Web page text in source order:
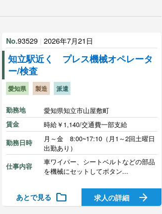
No.93529 2026年7月21日
知立駅近く プレス機械オペレータ
ー/検査
愛知県 製造 派遣
勤務地 愛知県知立市山屋敷町
賃金 時給￥1,140/交通費一部支給
勤務日時
月～金 8:00~17:10（月1～2回土曜日
出勤あり）
仕事内容
車ワイパー、シートベルトなどの部品
を機械にセットしてボタン...
あとで見る folder 求人の詳細 arrow_forward